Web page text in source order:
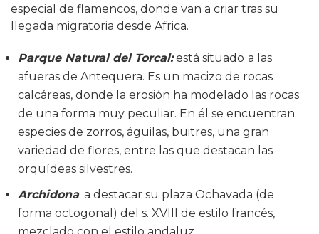
especial de flamencos, donde van a criar tras su
llegada migratoria desde Africa.
Parque Natural del Torcal:está situado a las
afueras de Antequera. Es un macizo de rocas
calcáreas, donde la erosión ha modelado las rocas
de una forma muy peculiar. En él se encuentran
especies de zorros, águilas, buitres, una gran
variedad de flores, entre las que destacan las
orquídeas silvestres.
Archidona: a destacar su plaza Ochavada (de
forma octogonal) del s. XVIII de estilo francés,